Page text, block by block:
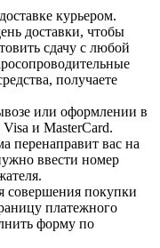
курьером.
доставки, чтобы
сдачу с любой
получаете
или оформлении в
и MasterCard.
перенаправит вас на
ввести номер
совершения покупки
платежного
форму по